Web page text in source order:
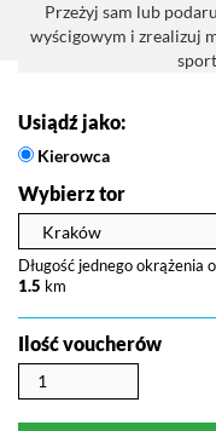
Przeżyj sam lub
wyścigowym i zrealizuj
Usiądź jako:
Kierowca
Wybierz tor
Długość jednego okrążenia
1.5 km
Ilość voucherów